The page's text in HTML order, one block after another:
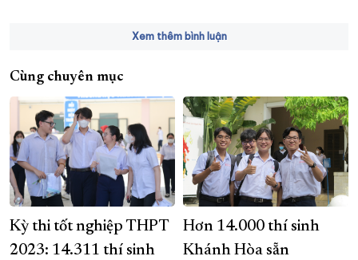
Xem thêm bình luận
Cùng chuyên mục
Kỳ thi tốt nghiệp THPT
2023: 14.311 thí sinh
Hơn 14.000 thí sinh
Khánh Hòa sẵn